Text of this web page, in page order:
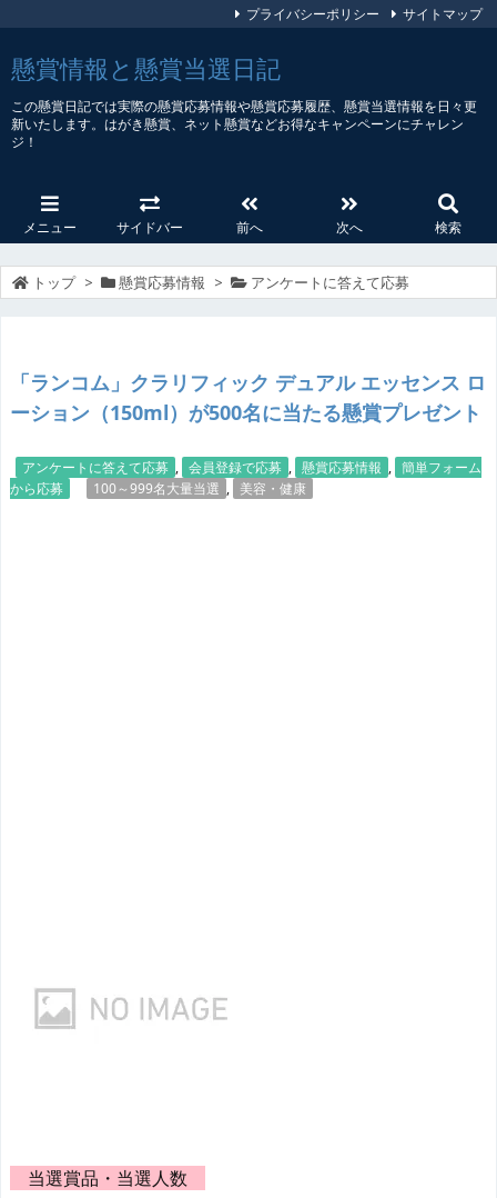
懸賞情報と懸賞当選日記
この懸賞日記では実際の懸賞応募情報や懸賞応募履歴、懸賞当選情報を日々更
新いたします。はがき懸賞、ネット懸賞などお得なキャンペーンにチャレン
ジ！
メニュー サイドバー 前へ 次へ 検索
プライバシーポリシー サイトマップ
トップ > 懸賞応募情報 > アンケートに答えて応募
「ランコム」クラリフィック デュアル エッセンス ロ
ーション（150ml）が500名に当たる懸賞プレゼント
アンケートに答えて応募 , 会員登録で応募 , 懸賞応募情報 , 簡単フォーム
から応募
100～999名大量当選 , 美容・健康
当選賞品・当選人数